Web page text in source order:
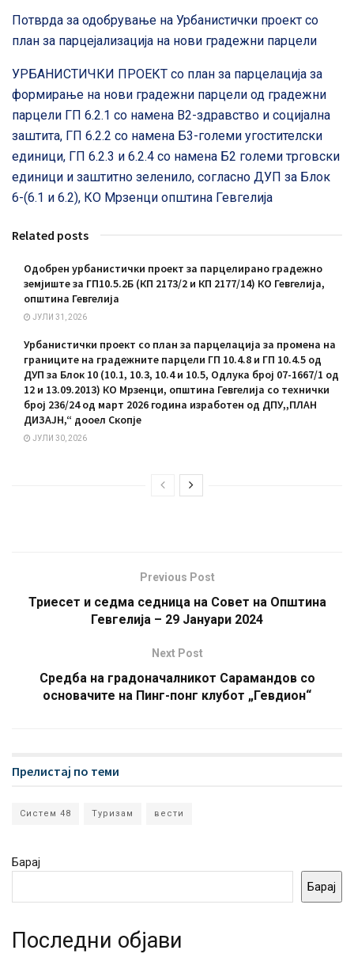
Потврда за одобрување на Урбанистички проект со
план за парцејализација на нови градежни парцели
УРБАНИСТИЧКИ ПРОЕКТ со план за парцелација за
формирање на нови градежни парцели од градежни
парцели ГП 6.2.1 со намена В2-здравство и социјална
заштита, ГП 6.2.2 со намена Б3-големи угостителски
единици, ГП 6.2.3 и 6.2.4 со намена Б2 големи трговски
единици и заштитно зеленило, согласно ДУП за Блок
6-(6.1 и 6.2), КО Мрзенци општина Гевгелија
Related posts
Одобрен урбанистички проект за парцелирано градежно
земјиште за ГП10.5.2Б (КП 2173/2 и КП 2177/14) КО Гевгелија,
општина Гевгелија
ЈУЛИ 31, 2026
Урбанистички проект со план за парцелација за промена на
границите на градежните парцели ГП 10.4.8 и ГП 10.4.5 од
ДУП за Блок 10 (10.1, 10.3, 10.4 и 10.5, Одлука број 07-1667/1 од
12 и 13.09.2013) КО Мрзенци, општина Гевгелија со технички
број 236/24 од март 2026 година изработен од ДПУ,,ПЛАН
ДИЗАЈН,“ дооел Скопје
ЈУЛИ 30, 2026
Previous Post
Триесет и седма седница на Совет на Општина
Гевгелија – 29 Јануари 2024
Next Post
Средба на градоначалникот Сарамандов со
основачите на Пинг-понг клубот „Гевдион“
Прелистај по теми
Систем 48 Туризам вести
Барај
Барај
Последни објави